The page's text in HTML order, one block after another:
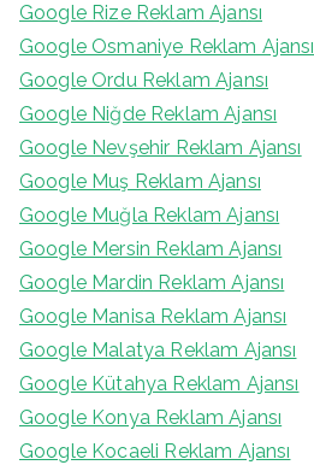
Google Rize Reklam Ajansı
Google Osmaniye Reklam Ajansı
Google Ordu Reklam Ajansı
Google Niğde Reklam Ajansı
Google Nevşehir Reklam Ajansı
Google Muş Reklam Ajansı
Google Muğla Reklam Ajansı
Google Mersin Reklam Ajansı
Google Mardin Reklam Ajansı
Google Manisa Reklam Ajansı
Google Malatya Reklam Ajansı
Google Kütahya Reklam Ajansı
Google Konya Reklam Ajansı
Google Kocaeli Reklam Ajansı